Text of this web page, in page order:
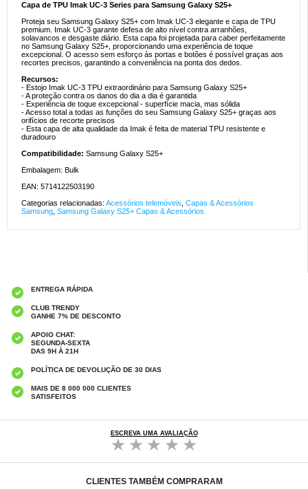
Capa de TPU Imak UC-3 Series para Samsung Galaxy S25+
Proteja seu Samsung Galaxy S25+ com Imak UC-3 elegante e capa de TPU
premium. Imak UC-3 garante defesa de alto nível contra arranhões,
solavancos e desgaste diário. Esta capa foi projetada para caber perfeitamente
no Samsung Galaxy S25+, proporcionando uma experiência de toque
excepcional. O acesso sem esforço às portas e botões é possível graças aos
recortes precisos, garantindo a conveniência na ponta dos dedos.
Recursos:
- Estojo Imak UC-3 TPU extraordinário para Samsung Galaxy S25+
- A proteção contra os danos do dia a dia é garantida
- Experiência de toque excepcional - superfície macia, mas sólida
- Acesso total a todas as funções do seu Samsung Galaxy S25+ graças aos
orifícios de recorte precisos
- Esta capa de alta qualidade da Imak é feita de material TPU resistente e
duradouro
Compatibilidade: Samsung Galaxy S25+
Embalagem: Bulk
EAN: 5714122503190
Categorias relacionadas: Acessórios telemóveis Capas & Acessórios
Samsung Samsung Galaxy S25+ Capas & Acessórios
ENTREGA RÁPIDA
CLUB TRENDY
GANHE 7% DE DESCONTO
APOIO CHAT:
SEGUNDA-SEXTA
DAS 9H À 21H
POLÍTICA DE DEVOLUÇÃO DE 30 DIAS
MAIS DE 8 000 000 CLIENTES
SATISFEITOS
ESCREVA UMA AVALIAÇÃO
CLIENTES TAMBÉM COMPRARAM